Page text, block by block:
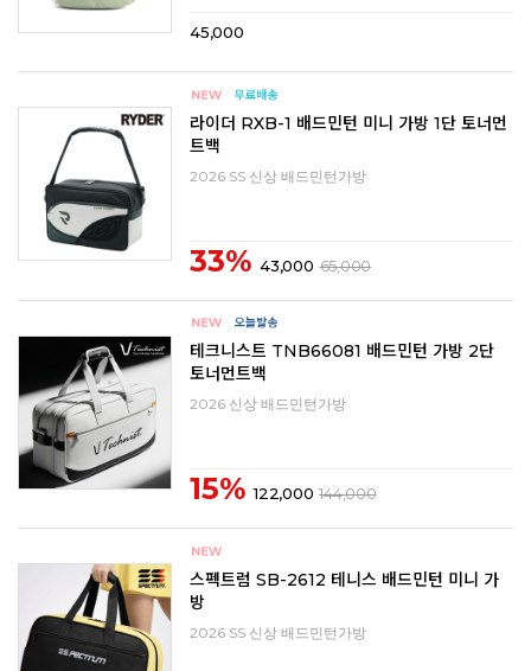
45,000
라이더 RXB-1 배드민턴 미니 가방 1단 토너먼
트백
2026 SS 신상 배드민턴가방
33% 43,000 65,000
테크니스트 TNB66081 배드민턴 가방 2단
토너먼트백
2026 신상 배드민턴가방
15% 122,000 144,000
스펙트럼 SB-2612 테니스 배드민턴 미니 가
방
2026 SS 신상 배드민턴가방